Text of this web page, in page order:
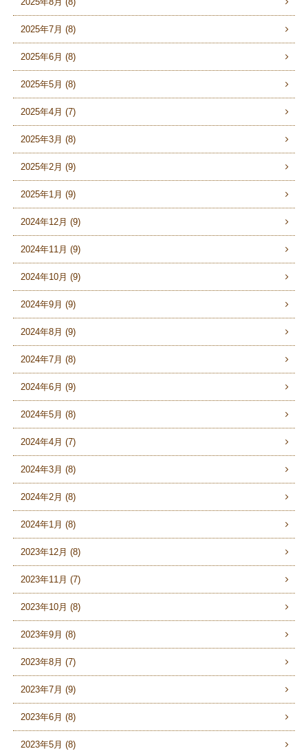
2025年7月 (8)
2025年6月 (8)
2025年5月 (8)
2025年4月 (7)
2025年3月 (8)
2025年2月 (9)
2025年1月 (9)
2024年12月 (9)
2024年11月 (9)
2024年10月 (9)
2024年9月 (9)
2024年8月 (9)
2024年7月 (8)
2024年6月 (9)
2024年5月 (8)
2024年4月 (7)
2024年3月 (8)
2024年2月 (8)
2024年1月 (8)
2023年12月 (8)
2023年11月 (7)
2023年10月 (8)
2023年9月 (8)
2023年8月 (7)
2023年7月 (9)
2023年6月 (8)
2023年5月 (8)